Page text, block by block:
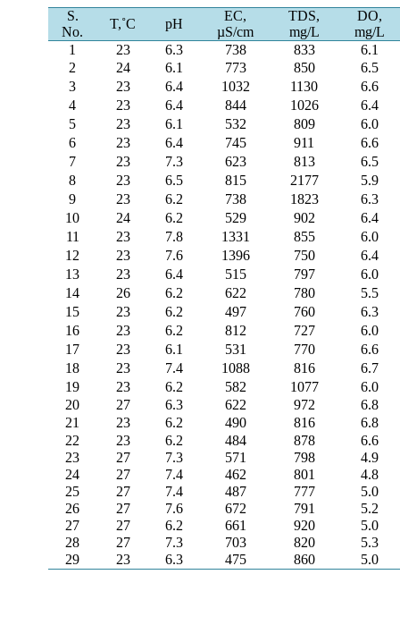
S.
No.
T,˚C pH
EC,
µS/cm
TDS,
mg/L
DO,
mg/L
1
23 6.3 738 833
6.1
2
24 6.1 773 850
6.5
3
23 6.4 1032 1130
6.6
4
23 6.4 844 1026
6.4
5
23 6.1 532 809
6.0
6
23 6.4 745 911
6.6
7
23 7.3 623 813
6.5
8
23 6.5 815 2177
5.9
9
23 6.2 738 1823
6.3
10
24 6.2 529 902
6.4
11
23 7.8 1331 855
6.0
12
23 7.6 1396 750
6.4
13
23 6.4 515 797
6.0
14
26 6.2 622 780
5.5
15
23 6.2 497 760
6.3
16
23 6.2 812 727
6.0
17
23 6.1 531 770
6.6
18
23 7.4 1088 816
6.7
19
23 6.2 582 1077
6.0
20
27 6.3 622 972
6.8
21
23 6.2 490 816
6.8
22
23 6.2 484 878
6.6
23
27 7.3 571 798
4.9
24
27 7.4 462 801
4.8
25
27 7.4 487 777
5.0
26
27 7.6 672 791
5.2
27
27 6.2 661 920
5.0
28
27 7.3 703 820
5.3
29
23 6.3 475 860 5.0